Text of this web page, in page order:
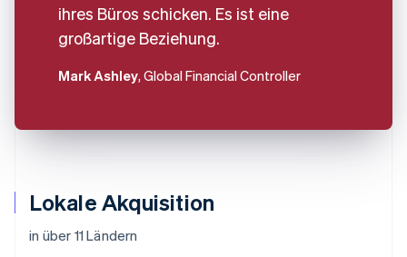
Lokale Akquisition
in über 11 Ländern
ihres Büros schicken. Es ist eine
großartige Beziehung.
Mark Ashley, Global Financial Controller